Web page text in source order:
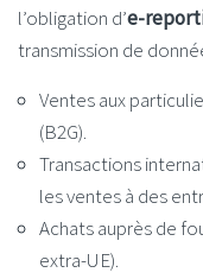
l’obligation d’e-
transmission de
Ventes aux
(B2G).
Transactions
les ventes à des
Achats auprès de
extra-UE).